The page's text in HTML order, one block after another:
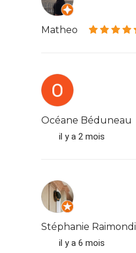
Matheo
Océane Béduneau
il y a 2 mois
Stéphanie Raimondi
il y a 6 mois